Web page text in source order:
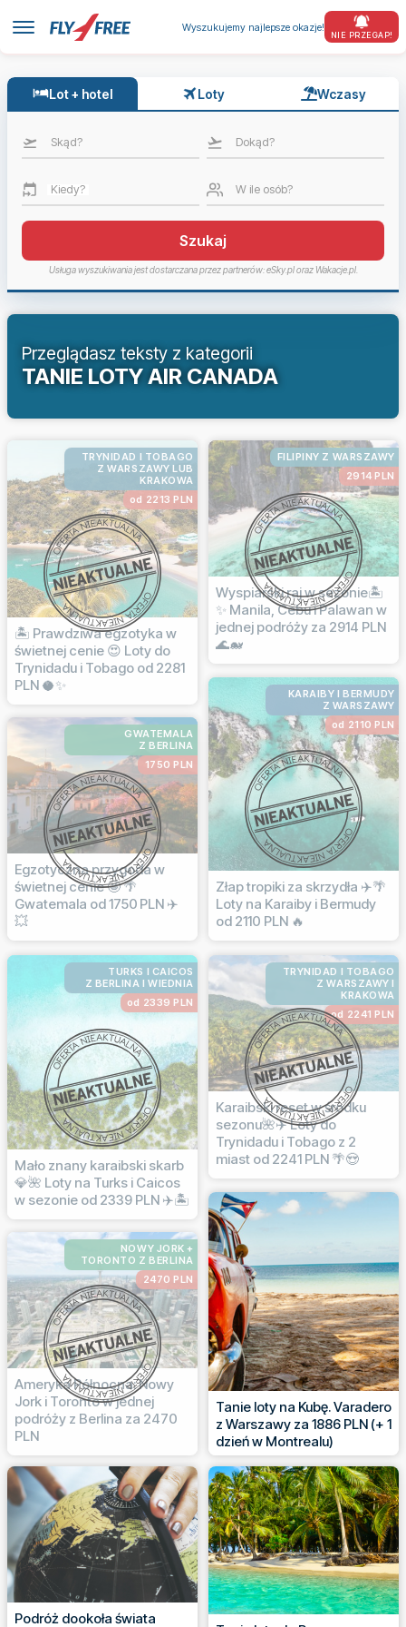
Wyszukujemy najlepsze okazje!
NIE PRZEGAP!
Lot + hotel Loty Wczasy
Skąd? Dokąd?
Kiedy? W ile osób?
Szukaj
Usługa wyszukiwania jest dostarczana przez partnerów: eSky.pl oraz Wakacje.pl.
Przeglądasz teksty z kategorii
TANIE LOTY AIR CANADA
TRYNIDAD I TOBAGO
Z WARSZAWY LUB
KRAKOWA
od 2213 PLN
🏝️ Prawdziwa egzotyka w
świetnej cenie 😍 Loty do
Trynidadu i Tobago od 2281
PLN 🥥✨
FILIPINY Z WARSZAWY
2914 PLN
Wyspiarski raj w sezonie🏝️
✨ Manila, Cebu i Palawan w
jednej podróży za 2914 PLN
🌊🐋
GWATEMALA
Z BERLINA
1750 PLN
Egzotyczna przygoda w
świetnej cenie 🤩 🌴
Gwatemala od 1750 PLN ✈️
💥
KARAIBY I BERMUDY
Z WARSZAWY
od 2110 PLN
Złap tropiki za skrzydła ✈️🌴
Loty na Karaiby i Bermudy
od 2110 PLN 🔥
TURKS I CAICOS
Z BERLINA I WIEDNIA
od 2339 PLN
Mało znany karaibski skarb
💎🌺 Loty na Turks i Caicos
w sezonie od 2339 PLN ✈️🏝️
TRYNIDAD I TOBAGO
Z WARSZAWY I
KRAKOWA
od 2241 PLN
Karaibski reset w środku
sezonu🌺✈️ Loty do
Trynidadu i Tobago z 2
miast od 2241 PLN 🌴😍
NOWY JORK +
TORONTO Z BERLINA
2470 PLN
Ameryka Północna: Nowy
Jork i Toronto w jednej
podróży z Berlina za 2470
PLN
Tanie loty na Kubę. Varadero
z Warszawy za 1886 PLN (+ 1
dzień w Montrealu)
Podróż dookoła świata